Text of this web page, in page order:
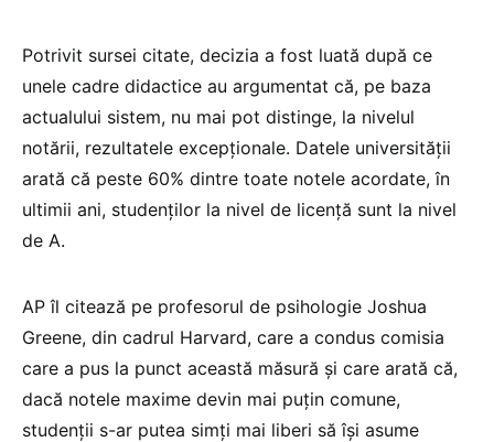
Potrivit sursei citate, decizia a fost luată după ce
unele cadre didactice au argumentat că, pe baza
actualului sistem, nu mai pot distinge, la nivelul
notării, rezultatele excepționale. Datele universității
arată că peste 60% dintre toate notele acordate, în
ultimii ani, studenților la nivel de licență sunt la nivel
de A.
AP îl citează pe profesorul de psihologie Joshua
Greene, din cadrul Harvard, care a condus comisia
care a pus la punct această măsură și care arată că,
dacă notele maxime devin mai puțin comune,
studenții s-ar putea simți mai liberi să își asume